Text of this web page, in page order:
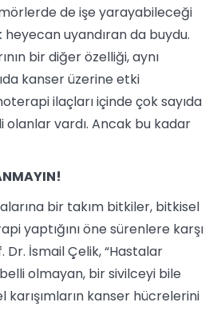
de işe yarayabileceği
uyandıran da buydu.
bir diğer özelliği, aynı
kanser üzerine etki
ilaçları içinde çok sayıda
olanlar vardı. Ancak bu kadar
bir takım bitkiler, bitkisel
yaptığını öne sürenlere karşı
Dr. İsmail Çelik, “Hastalar
olmayan, bir sivilceyi bile
kanser hücrelerini